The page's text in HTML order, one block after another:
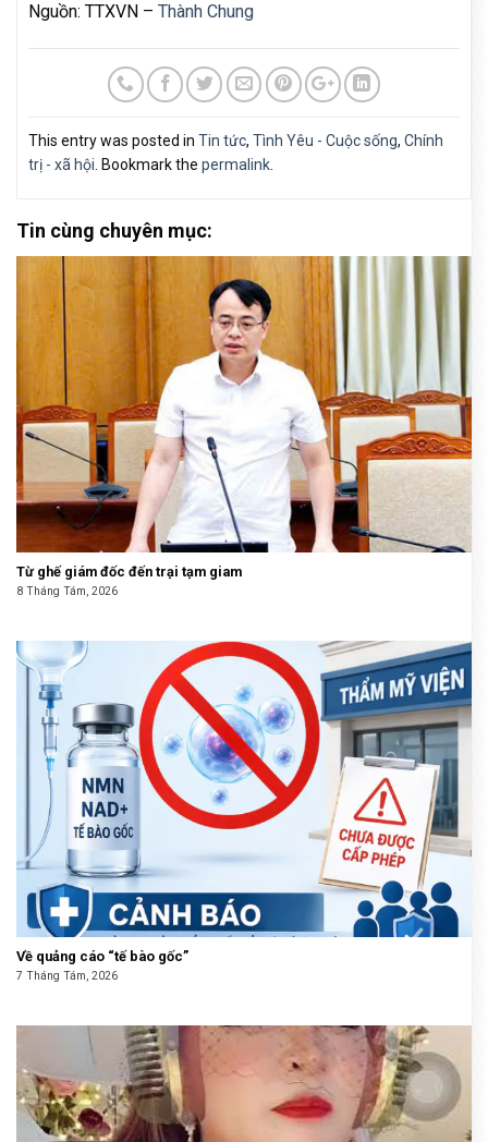
Nguồn: TTXVN – Thành Chung
This entry was posted in Tin tức, Tình Yêu - Cuộc sống, Chính
trị - xã hội. Bookmark the permalink.
Tin cùng chuyên mục:
Từ ghế giám đốc đến trại tạm giam
8 Tháng Tám, 2026
Về quảng cáo “tế bào gốc”
7 Tháng Tám, 2026